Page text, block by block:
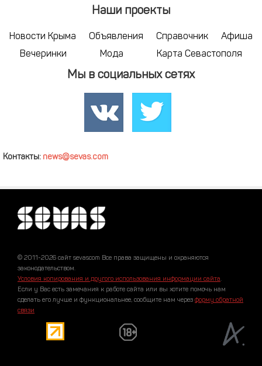
Наши проекты
Новости Крыма Объявления Справочник
Афиша
Вечеринки
Мода Карта Севастополя
Мы в социальных сетях
Контакты: news@sevas.com
© 2011-2026 сайт sevascom Все права защищены и охраняются
законодательством.
Условия копирования и другого использования информации сайта.
Если у Вас есть замечания к работе сайта или вы хотите помочь нам
сделать его лучше и функциональнее, сообщите нам через форму обратной
связи